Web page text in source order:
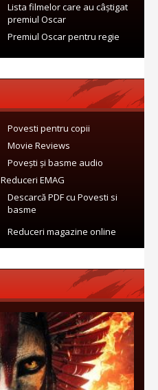
Lista filmelor care au câștigat
premiul Oscar
Premiul Oscar pentru regie
Povesti pentru copii
Movie Reviews
Povești și basme audio
Reduceri EMAG
Descarcă PDF cu Povesti si
basme
Reduceri magazine online